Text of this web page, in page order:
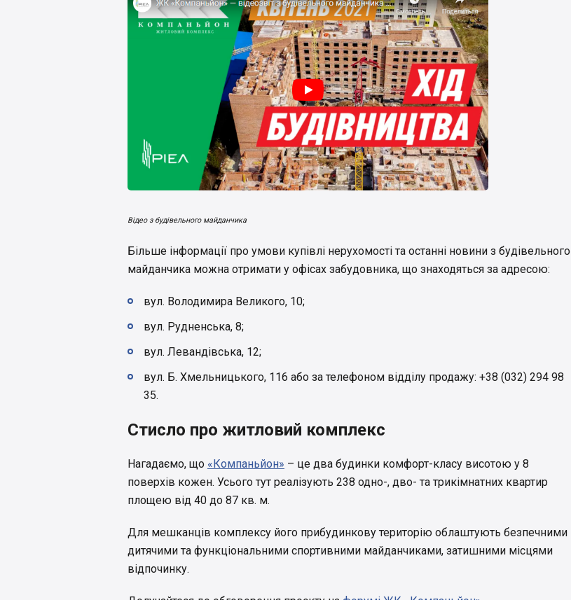
Відео з будівельного майданчика
Більше інформації про умови купівлі нерухомості та останні новини з будівельного
майданчика можна отримати у офісах забудовника, що знаходяться за адресою:
вул. Володимира Великого, 10;
вул. Рудненська, 8;
вул. Левандівська, 12;
вул. Б. Хмельницького, 116 або за телефоном відділу продажу: +38 (032) 294 98
35.
Стисло про житловий комплекс
Нагадаємо, що «Компаньйон» – це два будинки комфорт-класу висотою у 8
поверхів кожен. Усього тут реалізують 238 одно-, дво- та трикімнатних квартир
площею від 40 до 87 кв. м.
Для мешканців комплексу його прибудинкову територію облаштують безпечними
дитячими та функціональними спортивними майданчиками, затишними місцями
відпочинку.